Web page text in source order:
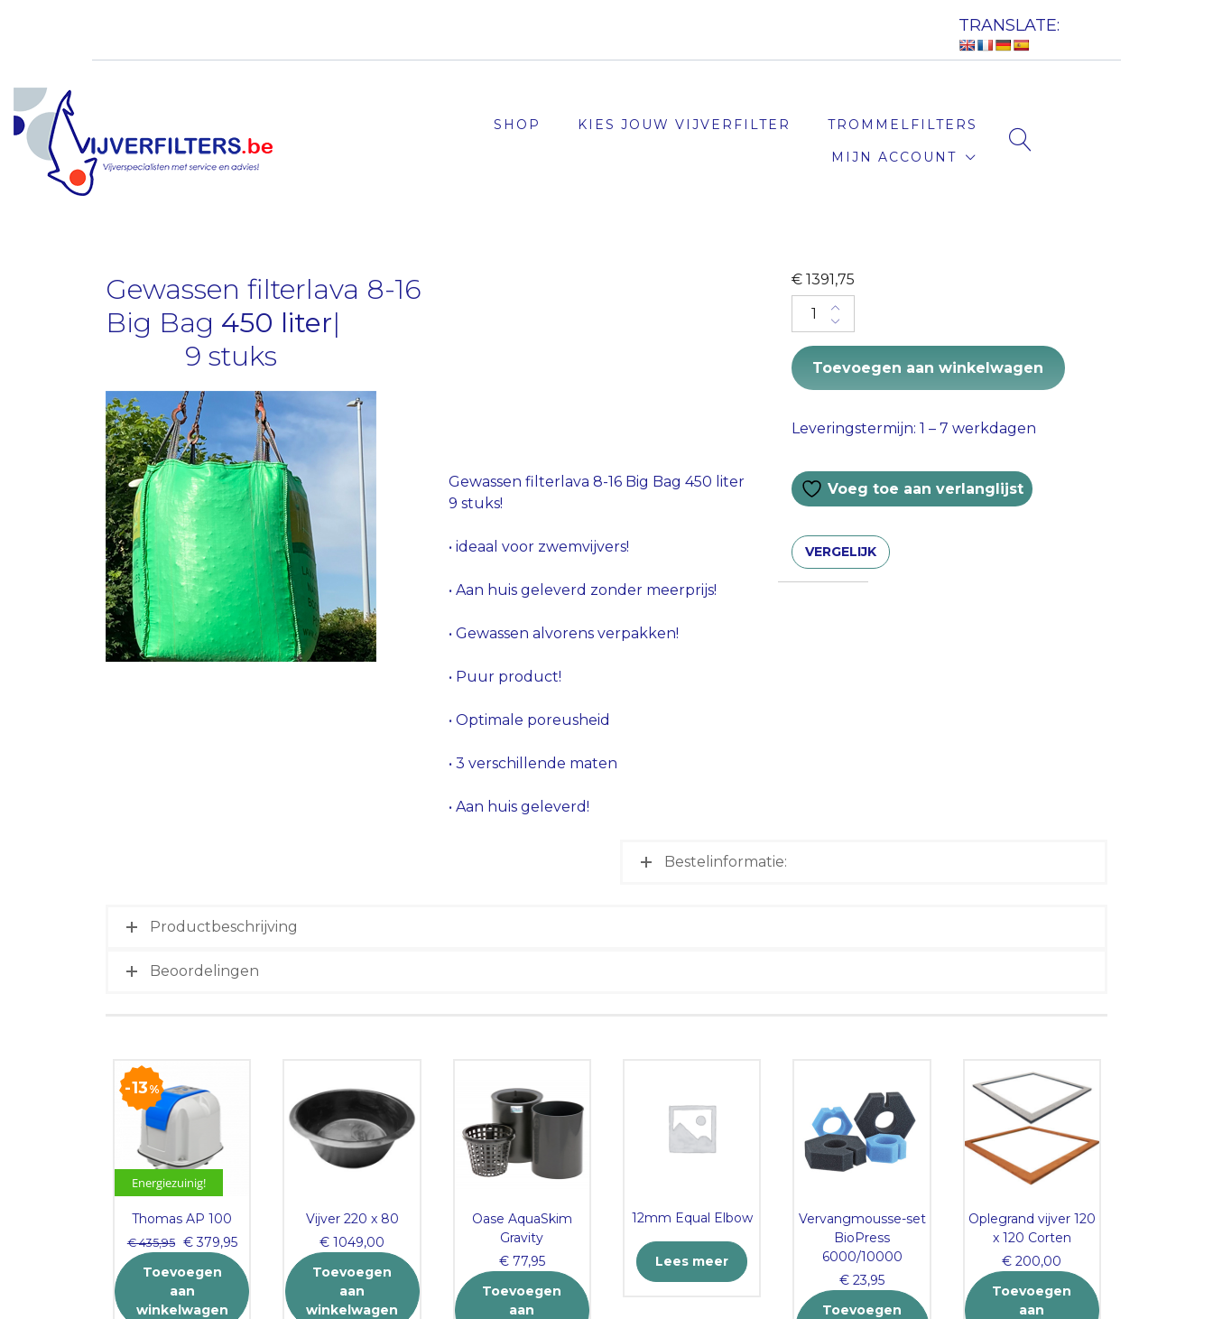
TRANSLATE:
SHOP KIES JOUW VIJVERFILTER
TROMMELFILTERS
MIJN ACCOUNT
Gewassen filterlava 8-16
Big Bag 450 liter|
9 stuks
Gewassen filterlava 8-16 Big Bag 450 liter
9 stuks!
• ideaal voor zwemvijvers!
• Aan huis geleverd zonder meerprijs!
• Gewassen alvorens verpakken!
• Puur product!
• Optimale poreusheid
• 3 verschillende maten
• Aan huis geleverd!
€ 1391,75
Gewassen filterlava 8-16 Big Bag 450 liter| 9
Toevoegen aan winkelwagen
Leveringstermijn: 1 – 7 werkdagen
Voeg toe aan verlanglijst
VERGELIJK
Bestelinformatie:
Productbeschrijving
Beoordelingen
13%
Energiezuinig!
Thomas AP 100
€435,95
Original
was:
€ 435,95.
€379,95Current
price
is:
€ 379,95.
Toevoegen
aan
winkelwagen
Vijver 220 x 80
€ 1049,00
Toevoegen
aan
winkelwagen
Oase AquaSkim
Gravity
€77,95
Toevoegen
aan
12mm Equal Elbow
Lees meer
Vervangmousse-set
BioPress
6000/10000
€ 23,95
Toevoegen
Oplegrand vijver 120
x 120 Corten
€ 200,00
Toevoegen
aan